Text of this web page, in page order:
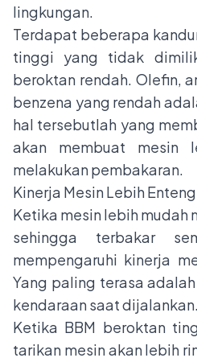
lingkungan.
Terdapat beberapa
tinggi yang tidak
beroktan rendah. Olefin,
benzena yang rendah
hal tersebutlah yang
akan membuat mesin
melakukan pembakaran.
Kinerja Mesin Lebih Enteng
Ketika mesin lebih mudah
sehingga terbakar
mempengaruhi kinerja
Yang paling terasa
kendaraan saat dijalankan.
Ketika BBM beroktan
tarikan mesin akan lebih